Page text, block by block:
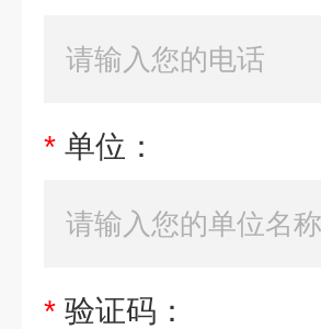
* 单位：
* 验证码：